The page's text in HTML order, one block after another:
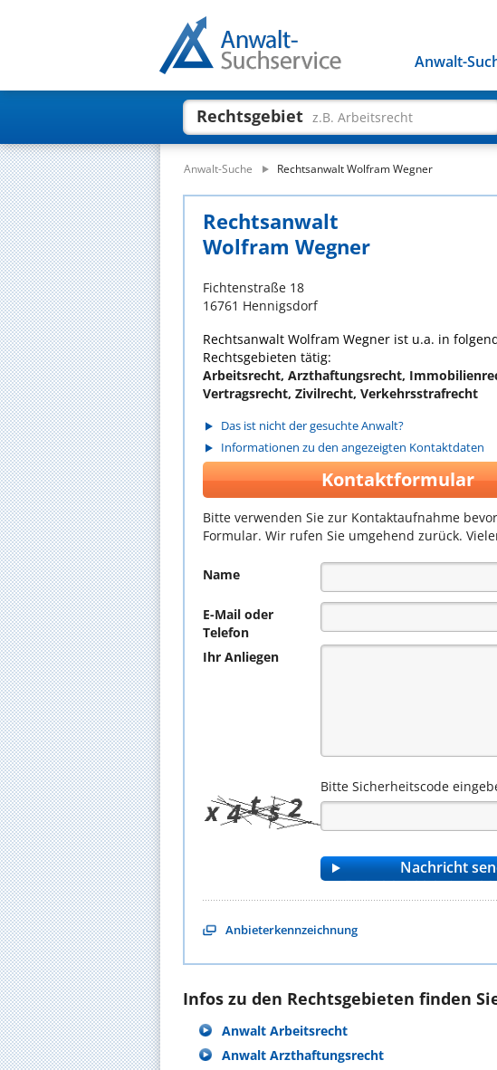
Anwalt-
Rechtsgebiet z.B. Arbeitsrecht
Anwalt-Suche Rechtsanwalt Wolfram Wegner
Rechtsanwalt
Wolfram Wegner
Fichtenstraße 18
16761 Hennigsdorf
Rechtsanwalt Wolfram Wegner ist u.a. in
Rechtsgebieten tätig:
Arbeitsrecht, Arzthaftungsrecht,
Vertragsrecht, Zivilrecht, Verkehrsstrafrecht
Das ist nicht der gesuchte Anwalt?
Informationen zu den angezeigten Kontaktdaten
Kontaktformular
Bitte verwenden Sie zur Kontaktaufnahme
Formular. Wir rufen Sie umgehend zurück.
Name
E-Mail oder
Telefon
Ihr Anliegen
Bitte Sicherheitscode
Anbieterkennzeichnung
Infos zu den Rechtsgebieten finden
Anwalt Arbeitsrecht
Anwalt Arzthaftungsrecht